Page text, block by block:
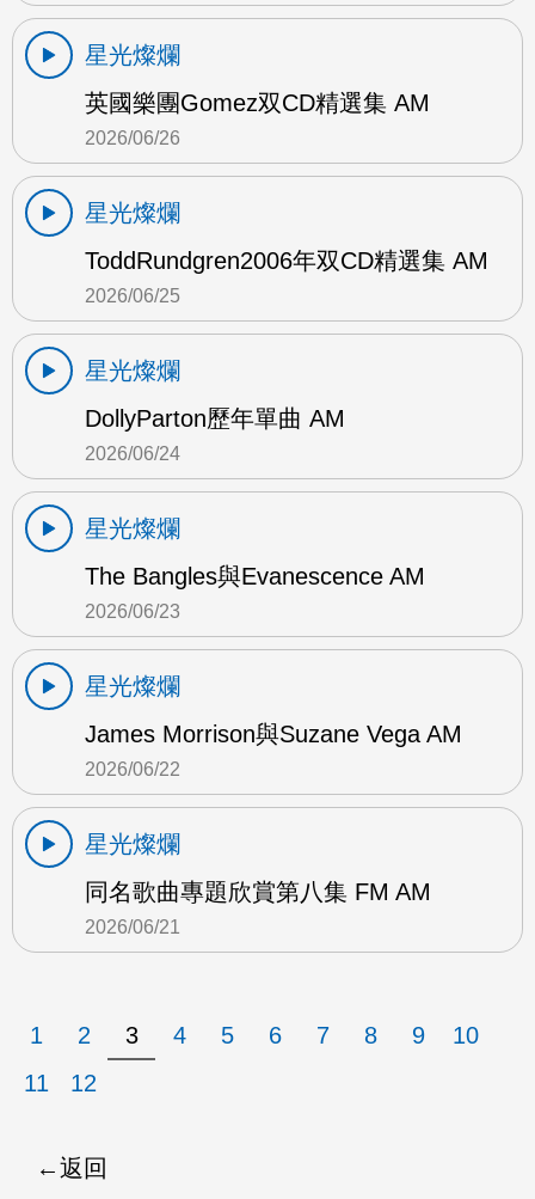
星光燦爛
英國樂團Gomez双CD精選集 AM
2026/06/26
星光燦爛
ToddRundgren2006年双CD精選集 AM
2026/06/25
星光燦爛
DollyParton歷年單曲 AM
2026/06/24
星光燦爛
The Bangles與Evanescence AM
2026/06/23
星光燦爛
James Morrison與Suzane Vega AM
2026/06/22
星光燦爛
同名歌曲專題欣賞第八集 FM AM
2026/06/21
1 2 3 4 5 6 7 8 9
10
11
12
返回